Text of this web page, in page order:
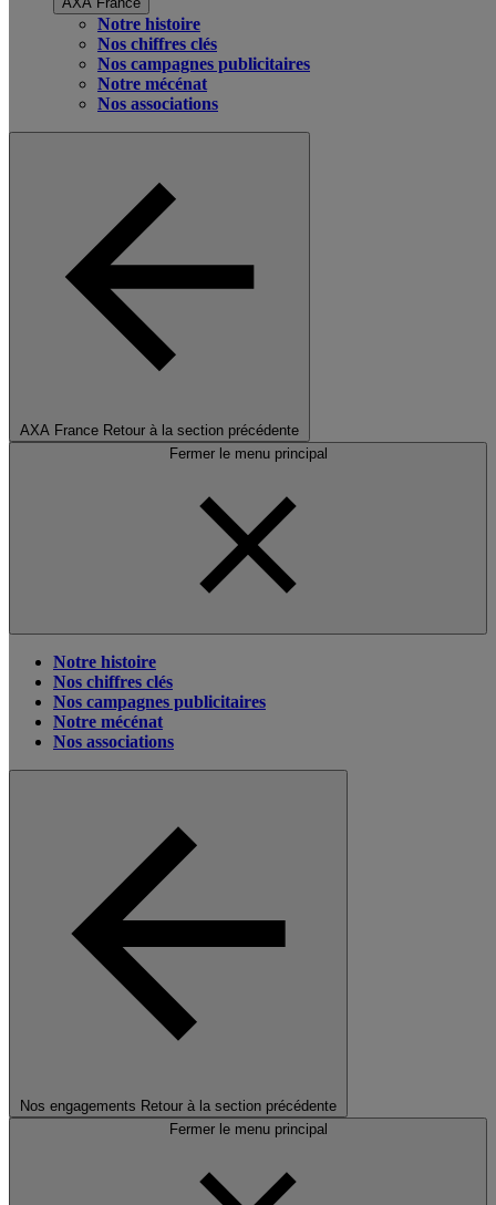
Notre histoire
Nos chiffres clés
Nos campagnes publicitaires
Notre mécénat
Nos associations
AXA France Retour à la section précédente
Fermer le menu principal
Notre histoire
Nos chiffres clés
Nos campagnes publicitaires
Notre mécénat
Nos associations
Nos engagements Retour à la section précédente
Fermer le menu principal